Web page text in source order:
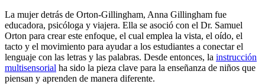
La mujer detrás de Orton-Gillingham, Anna Gillingham fue
educadora, psicóloga y viajera. Ella se asoció con el Dr. Samuel
Orton para crear este enfoque, el cual emplea la vista, el oído, el
tacto y el movimiento para ayudar a los estudiantes a conectar el
lenguaje con las letras y las palabras. Desde entonces, la instrucción
multisensorial ha sido la pieza clave para la enseñanza de niños que
piensan y aprenden de manera diferente.